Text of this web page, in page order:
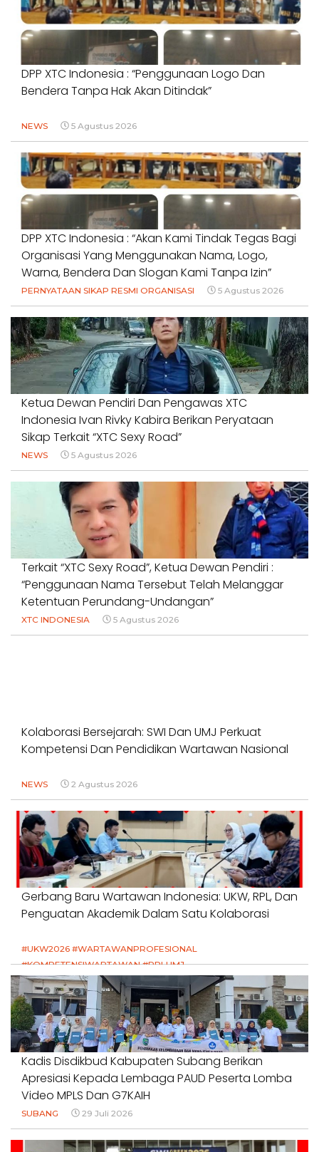
DPP XTC Indonesia : “Penggunaan Logo Dan
Bendera Tanpa Hak Akan Ditindak”
NEWS 5 Agustus 2026
DPP XTC Indonesia : “Akan Kami Tindak Tegas Bagi
Organisasi Yang Menggunakan Nama, Logo,
Warna, Bendera Dan Slogan Kami Tanpa Izin”
PERNYATAAN SIKAP RESMI ORGANISASI 5 Agustus 2026
Ketua Dewan Pendiri Dan Pengawas XTC
Indonesia Ivan Rivky Kabira Berikan Peryataan
Sikap Terkait “XTC Sexy Road”
NEWS 5 Agustus 2026
Terkait “XTC Sexy Road”, Ketua Dewan Pendiri :
“Penggunaan Nama Tersebut Telah Melanggar
Ketentuan Perundang-Undangan”
XTC INDONESIA 5 Agustus 2026
Kolaborasi Bersejarah: SWI Dan UMJ Perkuat
Kompetensi Dan Pendidikan Wartawan Nasional
NEWS 2 Agustus 2026
Gerbang Baru Wartawan Indonesia: UKW, RPL, Dan
Penguatan Akademik Dalam Satu Kolaborasi
#UKW2026 #WARTAWANPROFESIONAL
#KOMPETENSIWARTAWAN #RPLUMJ
#PENDIDIKANWARTAWAN #SWINASIONAL #SWIJABAR
1 Agustus 2026
Kadis Disdikbud Kabupaten Subang Berikan
Apresiasi Kepada Lembaga PAUD Peserta Lomba
Video MPLS Dan G7KAIH
SUBANG 29 Juli 2026